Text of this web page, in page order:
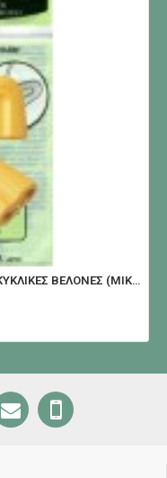
ΠΡΟΣΤΑΤΕΥΤΙΚΕΣ ΘΗΚΕΣ ΑΚΡΩΝ ΓΙΑ ΚΥΚΛΙΚΕΣ ΒΕΛΟΝΕΣ (ΜΙΚΡΟ)